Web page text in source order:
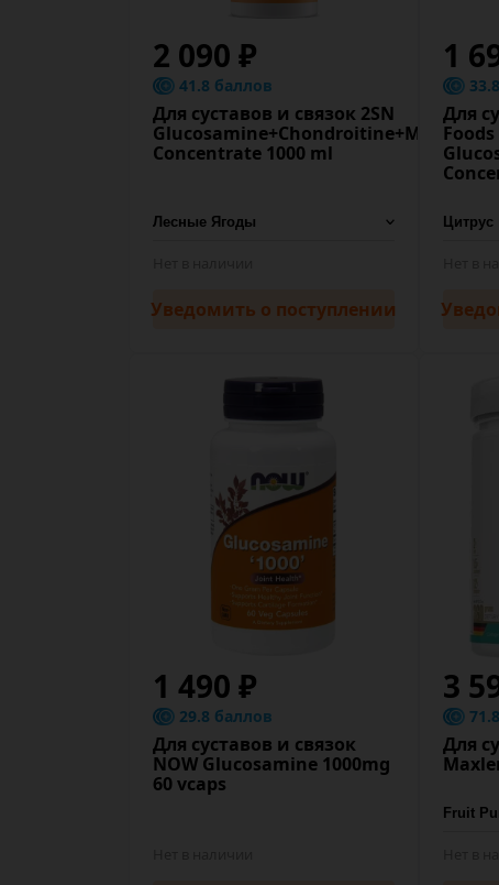
2 090 ₽
41.8 баллов
Для суставов и связок 2SN
Glucosamine+Chondroitine+MSM
Concentrate 1000 ml
Уведомить о поступлении
1
Для
Foods
1 490 ₽
29.8 баллов
Для суставов и связок
NOW Glucosamine 1000mg
60 vcaps
3
Для